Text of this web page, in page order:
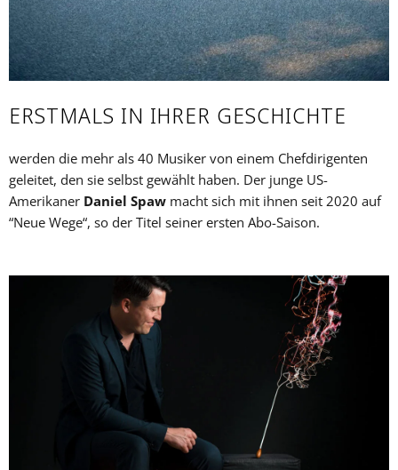
ERSTMALS IN IHRER GESCHICHTE
werden die mehr als 40 Musiker von einem Chefdirigenten
geleitet, den sie selbst gewählt haben. Der junge US-
Amerikaner Daniel Spaw macht sich mit ihnen seit 2020 auf
“Neue Wege“, so der Titel seiner ersten Abo-Saison.